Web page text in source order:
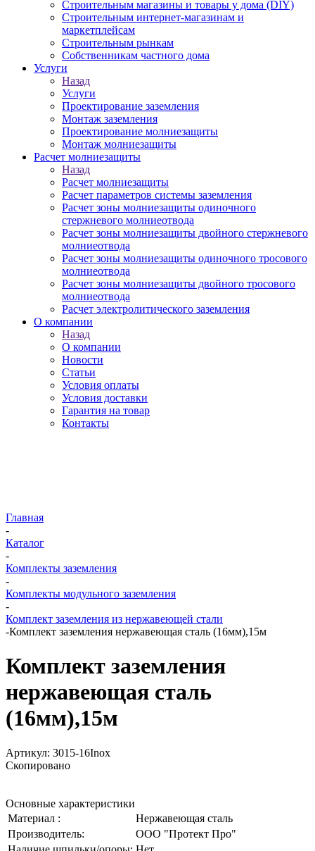
Строительным магазины и товары у дома (DIY)
Строительным интернет-магазинам и
маркетплейсам
Строительным рынкам
Собственникам частного дома
Услуги
Назад
Услуги
Проектирование заземления
Монтаж заземления
Проектирование молниезащиты
Монтаж молниезащиты
Расчет молниезащиты
Назад
Расчет молниезащиты
Расчет параметров системы заземления
Расчет зоны молниезащиты одиночного
стержневого молниеотвода
Расчет зоны молниезащиты двойного стержневого
молниеотвода
Расчет зоны молниезащиты одиночного тросового
молниеотвода
Расчет зоны молниезащиты двойного тросового
молниеотвода
Расчет электролитического заземления
О компании
Назад
О компании
Новости
Статьи
Условия оплаты
Условия доставки
Гарантия на товар
Контакты
Главная
-
Каталог
-
Комплекты заземления
-
Комплекты модульного заземления
-
Комплект заземления из нержавеющей стали
-Комплект заземления нержавеющая сталь (16мм),15м
Комплект заземления
нержавеющая сталь
(16мм),15м
Артикул: 3015-16Inox
Скопировано
Основные характеристики
Материал :
Нержавеющая сталь
Производитель:
ООО "Протект Про"